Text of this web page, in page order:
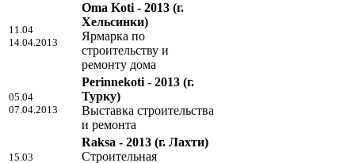
11.04
14.04.2013
Oma Koti - 2013 (г.
Хельсинки)
Ярмарка по
строительству и
ремонту дома
05.04
07.04.2013
Perinnekoti - 2013 (г.
Турку)
Выставка строительства
и ремонта
15.03
Raksa - 2013 (г. Лахти)
Строительная